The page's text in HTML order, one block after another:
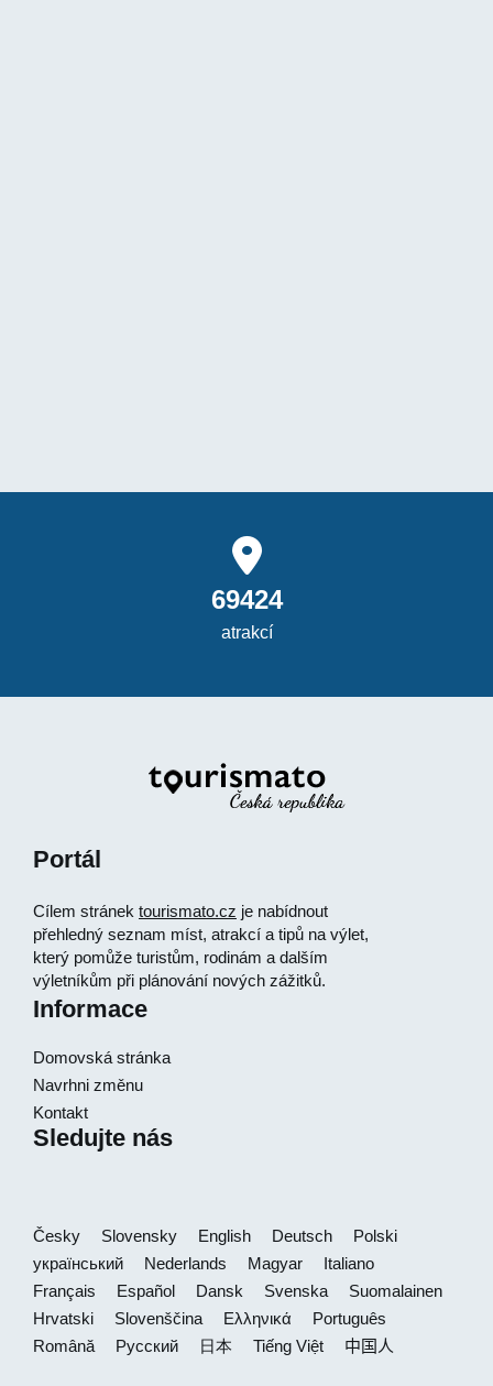
69424
atrakcí
Portál
Cílem stránek tourismato.cz je nabídnout
přehledný seznam míst, atrakcí a tipů na výlet,
který pomůže turistům, rodinám a dalším
výletníkům při plánování nových zážitků.
Informace
Domovská stránka
Navrhni změnu
Kontakt
Sledujte nás
Česky Slovensky English Deutsch
Polski
український
Nederlands Magyar
Italiano
Français
Español Dansk Svenska
Suomalainen
Hrvatski
Slovenščina Ελληνικά
Português
Română
Русский 日本 Tiếng Việt 中国人